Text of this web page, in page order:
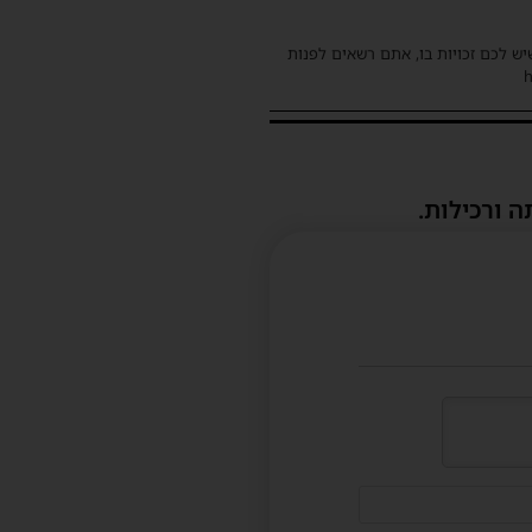
לכם זכויות בו, אתם רשאים לפנות
ורכילות.